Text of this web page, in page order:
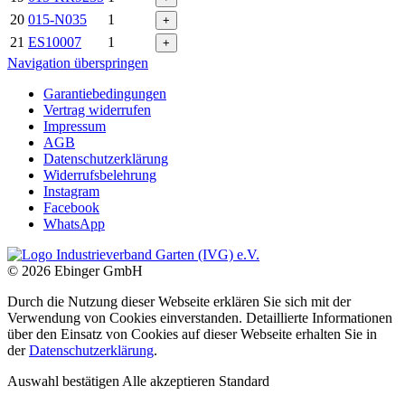
20 015-N035 1 +
21 ES10007 1 +
Navigation überspringen
Garantiebedingungen
Vertrag widerrufen
Impressum
AGB
Datenschutzerklärung
Widerrufsbelehrung
Instagram
Facebook
WhatsApp
© 2026 Ebinger GmbH
Durch die Nutzung dieser Webseite erklären Sie sich mit der
Verwendung von Cookies einverstanden. Detaillierte Informationen
über den Einsatz von Cookies auf dieser Webseite erhalten Sie in
derDatenschutzerklärung.
Auswahl bestätigen Alle akzeptieren Standard